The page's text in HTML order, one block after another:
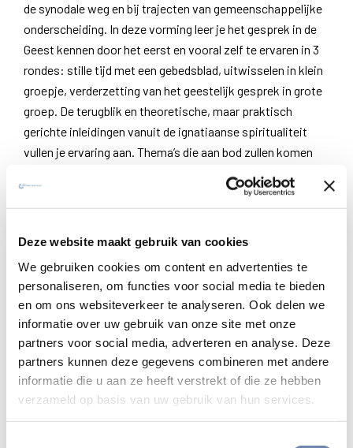
Deze website maakt gebruik van cookies
We gebruiken cookies om content en advertenties te
personaliseren, om functies voor social media te bieden
en om ons websiteverkeer te analyseren. Ook delen we
informatie over uw gebruik van onze site met onze
partners voor social media, adverteren en analyse. Deze
partners kunnen deze gegevens combineren met andere
informatie die u aan ze heeft verstrekt of die ze hebben
verzameld op basis van uw gebruik van hun services.
de synodale weg en bij trajecten van gemeenschappelijke
onderscheiding. In deze vorming leer je het gesprek in de
Geest kennen door het eerst en vooral zelf te ervaren in 3
rondes: stille tijd met een gebedsblad, uitwisselen in klein
groepje, verderzetting van het geestelijk gesprek in grote
groep. De terugblik en theoretische, maar praktisch
gerichte inleidingen vanuit de ignatiaanse spiritualiteit
vullen je ervaring aan. Thema’s die aan bod zullen komen
zijn: innerlijke bewegingen, de werking van de Geest,
troost en troosteloosheid, geestelijke onderscheiding, het
gebedsblad, de techniek en aandachtspunten als
gespreksbegeleider…
Op het einde van de vorming ben je geen expert in
synodaliteit noch in onderscheiding. Wel heb je mogen
proeven van het geestelijk gesprek, heb je een aantal
basisbegrippen leren kennen zodat je je eerste stappen of
verdere stappen kan zetten in je eigen gemeenschap of
organisatie.
Begeleidingsteam